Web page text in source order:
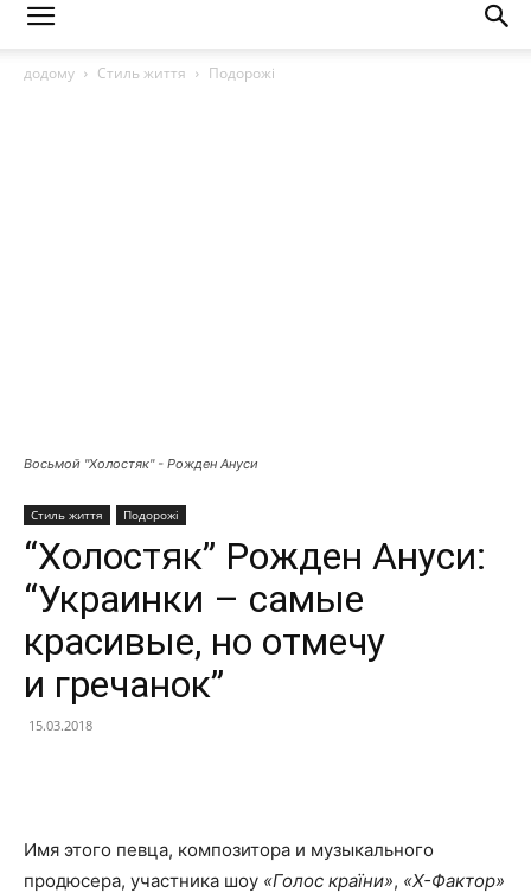
додому Стиль життя Подорожі
Восьмой "Холостяк" - Рожден Ануси
Стиль життя Подорожі
“Холостяк” Рожден Ануси:
“Украинки – самые
красивые, но отмечу
и гречанок”
15.03.2018
Имя этого певца, композитора и музыкального
продюсера, участника шоу «Голос країни», «Х-Фактор»